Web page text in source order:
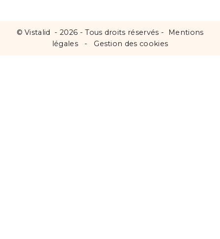
©Vistalid - 2026 - Tous droits réservés -
Mentions
légales
- Gestion des cookies